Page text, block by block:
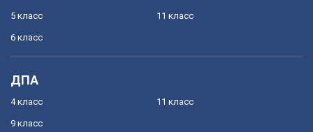
5 класс
6 класс
11 класс
ДПА
4 класс
9 класс
11 класс